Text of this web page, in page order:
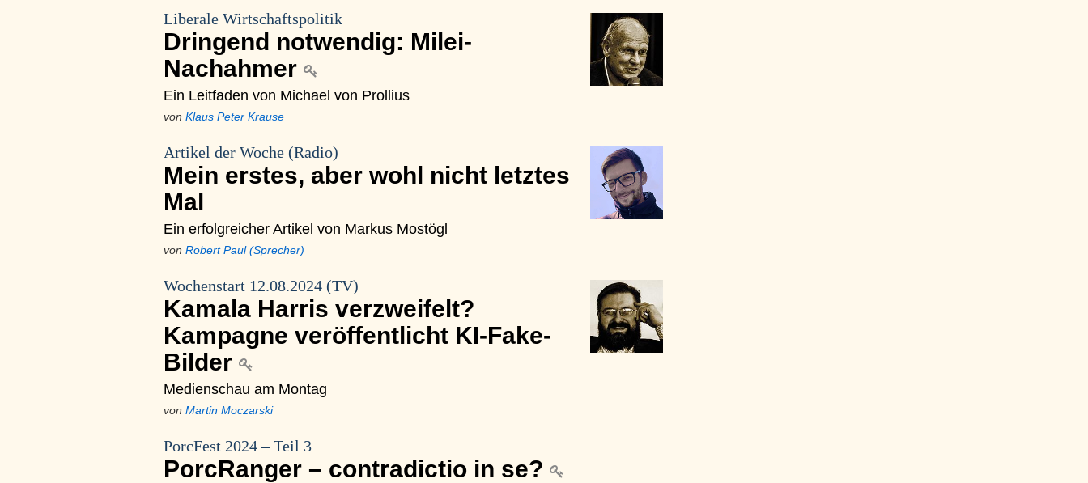
Liberale Wirtschaftspolitik
Dringend notwendig: Milei-
Nachahmer
Ein Leitfaden von Michael von Prollius
von Klaus Peter Krause
Artikel der Woche (Radio)
Mein erstes, aber wohl nicht letztes
Mal
Ein erfolgreicher Artikel von Markus Mostögl
von Robert Paul (Sprecher)
Wochenstart 12.08.2024 (TV)
Kamala Harris verzweifelt?
Kampagne veröffentlicht KI-Fake-
Bilder
Medienschau am Montag
von Martin Moczarski
PorcFest 2024 – Teil 3
PorcRanger – contradictio in se?